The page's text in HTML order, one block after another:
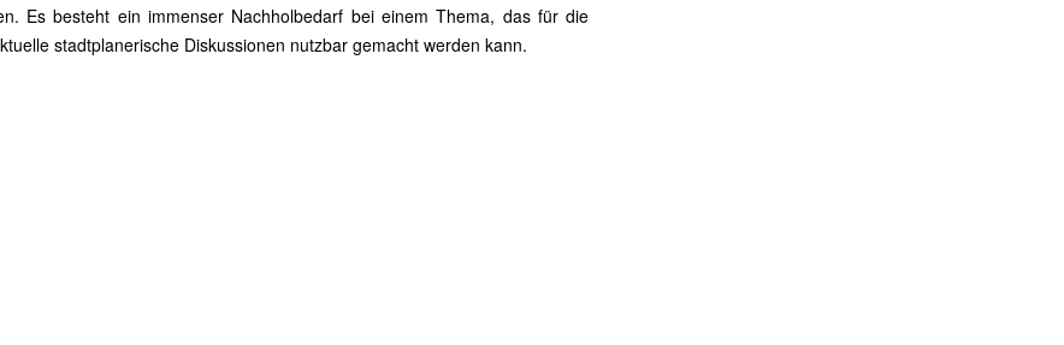
Es besteht ein immenser Nachholbedarf bei einem Thema, das für die
stadtplanerische Diskussionen nutzbar gemacht werden kann.